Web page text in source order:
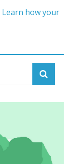
Learn how your